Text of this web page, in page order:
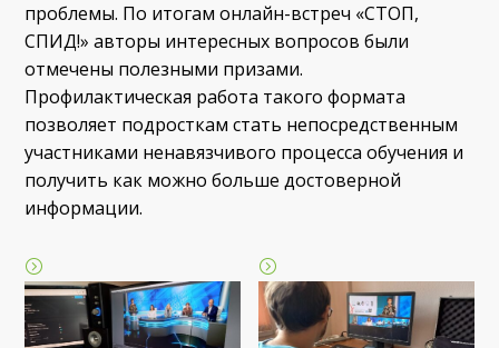
проблемы. По итогам онлайн-встреч «СТОП,
СПИД!» авторы интересных вопросов были
отмечены полезными призами.
Профилактическая работа такого формата
позволяет подросткам стать непосредственным
участниками ненавязчивого процесса обучения и
получить как можно больше достоверной
информации.